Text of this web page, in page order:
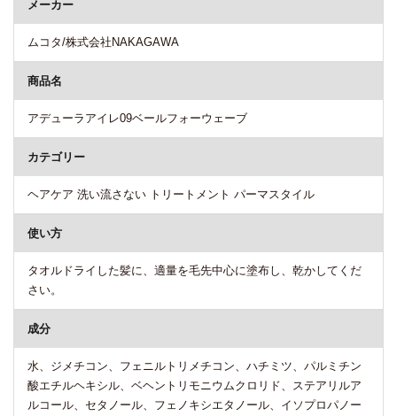
メーカー
ムコタ/株式会社NAKAGAWA
商品名
アデューラアイレ09ベールフォーウェーブ
カテゴリー
ヘアケア 洗い流さない トリートメント パーマスタイル
使い方
タオルドライした髪に、適量を毛先中心に塗布し、乾かしてくだ
さい。
成分
水、ジメチコン、フェニルトリメチコン、ハチミツ、パルミチン
酸エチルヘキシル、ベヘントリモニウムクロリド、ステアリルア
ルコール、セタノール、フェノキシエタノール、イソプロパノー